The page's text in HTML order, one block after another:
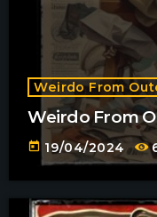
Weirdo From
Weirdo From
today 19/04/2024